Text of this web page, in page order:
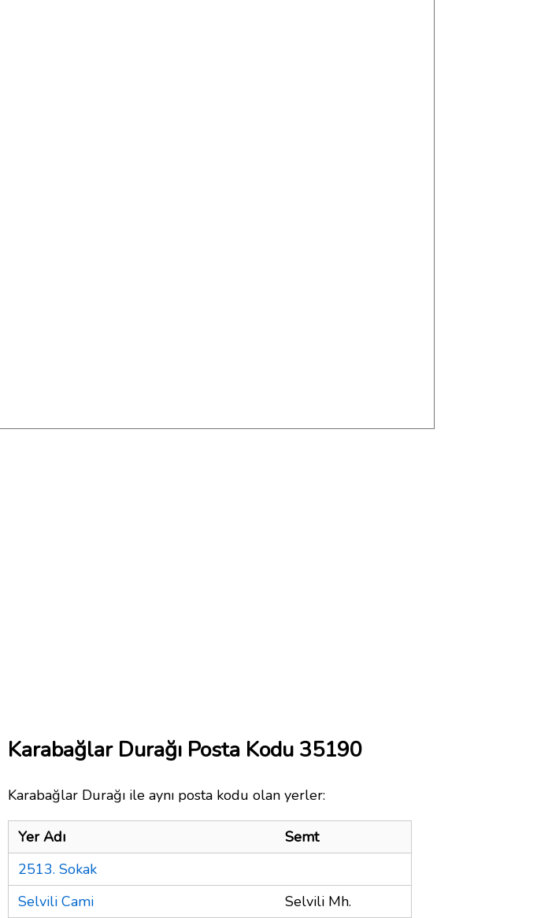
Karabağlar Durağı Posta Kodu 35190
Karabağlar Durağı ile aynı posta kodu olan yerler:
Yer Adı
Semt
2513. Sokak
Selvili Cami
Selvili Mh.